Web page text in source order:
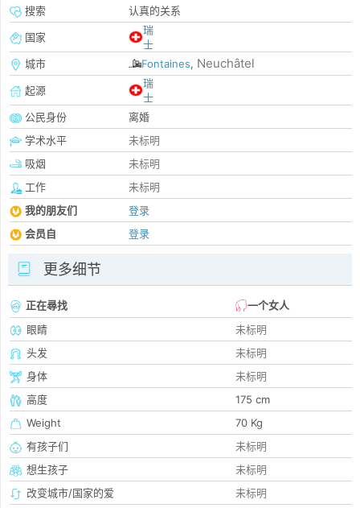
搜索
认真的关系
国家
瑞
士
城市
Fontaines, Neuchâtel
起源
瑞
士
公民身份
离婚
学术水平
未标明
吸烟
未标明
工作
未标明
我的朋友们
登录
会员自
登录
更多细节
正在尋找
一个女人
眼睛
未标明
头发
未标明
身体
未标明
高度
175 cm
Weight
70 Kg
有孩子们
未标明
想生孩子
未标明
改变城市/国家的爱
未标明